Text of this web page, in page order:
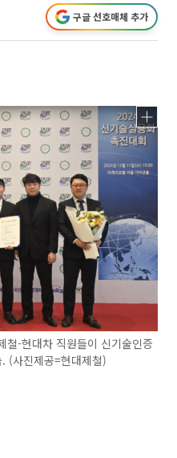
구글 선호매체 추가
-현대차 직원들이 신기술인증
(사진제공=현대제철)